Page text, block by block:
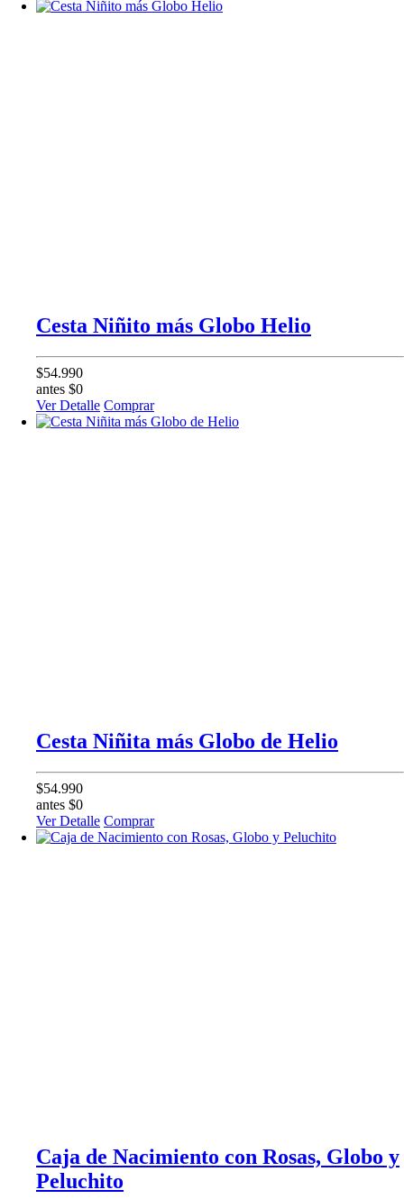
Cesta Niñito más Globo Helio
$54.990
antes $0
Ver Detalle Comprar
Cesta Niñita más Globo de Helio
$54.990
antes $0
Ver Detalle Comprar
Caja de Nacimiento con Rosas, Globo y
Peluchito